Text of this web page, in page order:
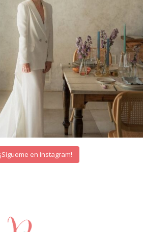
¡Sígueme en Instagram!